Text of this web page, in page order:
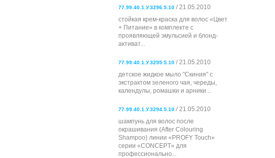
77.99.40.1.У.3296.5.10 / 21.05.2010
стойкая крем-краска для волос «Цвет
+ Питание» в комплекте с
проявляющей эмульсией и блонд-
активат...
77.99.40.1.У.3295.5.10 / 21.05.2010
детское жидкое мыло "Скиния" с
экстрактом зеленого чая, череды,
календулы, ромашки и арники...
77.99.40.1.У.3294.5.10 / 21.05.2010
шампунь для волос после
окрашивания (After Colouring
Shampoo) линии «PROFY Touch»
серии «CONCEPT» для
профессионально...